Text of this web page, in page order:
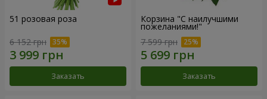
51 розовая роза
6 152 грн
Заказать
Корзина "С наилучшими
пожеланиями!"
7 599 грн
Заказать